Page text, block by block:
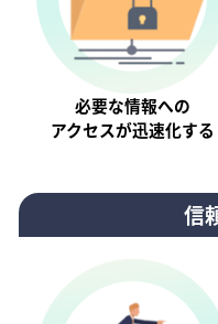
必要な情報への
アクセスが迅速化する
信